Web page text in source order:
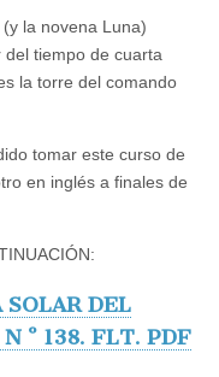
la novena Luna)
tiempo de cuarta
la torre del comando
tomar este curso de
en inglés a finales de
DEL
º 138. FLT. PDF